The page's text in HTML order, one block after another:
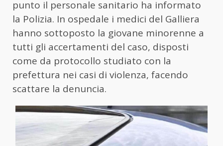
punto il personale sanitario ha informato
la Polizia. In ospedale i medici del Galliera
hanno sottoposto la giovane minorenne a
tutti gli accertamenti del caso, disposti
come da protocollo studiato con la
prefettura nei casi di violenza, facendo
scattare la denuncia.